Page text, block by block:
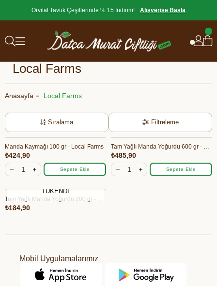
Orvital Tavuk Çeşitlerinde % 15 İndirim! Alışverişe Başla
Local Farms
Anasayfa Local Farms
Filtreleme
Sıralama
Manda Kaymağı 100 gr - Local Farms
₺424,90
Sepete Ekle
Tam Yağlı Manda Yoğurdu 600 gr - Local Farms
₺485,90
Sepete Ekle
TÜKENDI
Tam Yağlı Manda Yoğurdu 200 gr - Local Farms
₺184,90
Mobil Uygulamalarımız